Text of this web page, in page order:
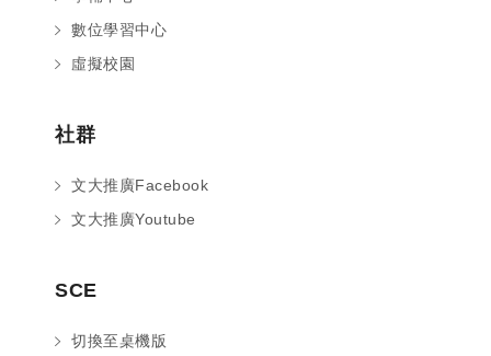
數位學習中心
虛擬校園
社群
文大推廣Facebook
文大推廣Youtube
SCE
切換至桌機版